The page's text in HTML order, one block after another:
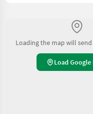
Loading the map will
Load Google